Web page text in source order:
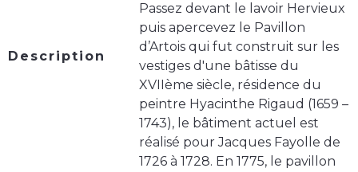
Description
Passez devant le lavoir Hervieux
puis apercevez le Pavillon
d’Artois qui fut construit sur les
vestiges d'une bâtisse du
XVIIème siècle, résidence du
peintre Hyacinthe Rigaud (1659 –
1743), le bâtiment actuel est
réalisé pour Jacques Fayolle de
1726 à 1728. En 1775, le pavillon